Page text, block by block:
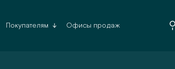
Покупателям Офисы продаж